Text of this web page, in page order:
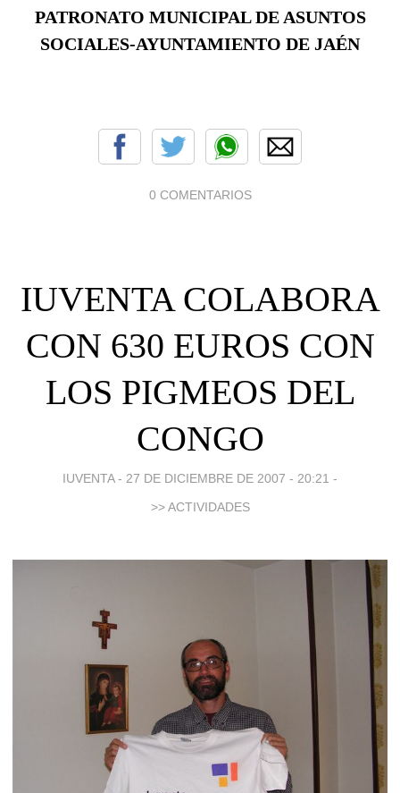
PATRONATO MUNICIPAL DE ASUNTOS
SOCIALES-AYUNTAMIENTO DE JAÉN
0 COMENTARIOS
IUVENTA COLABORA
CON 630 EUROS CON
LOS PIGMEOS DEL
CONGO
IUVENTA - 27 DE DICIEMBRE DE 2007 - 20:21 -
>> ACTIVIDADES